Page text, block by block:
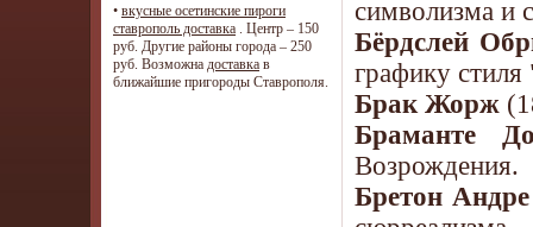
• вкусные осетинские пироги
ставрополь доставка . Центр – 150
руб. Другие районы города – 250
руб. Возможна доставка в
ближайшие пригороды Ставрополя.
символизма и
Бёрдслей
графику
Брак Жорж
Браманте
Возрождения.
Бретон Андре